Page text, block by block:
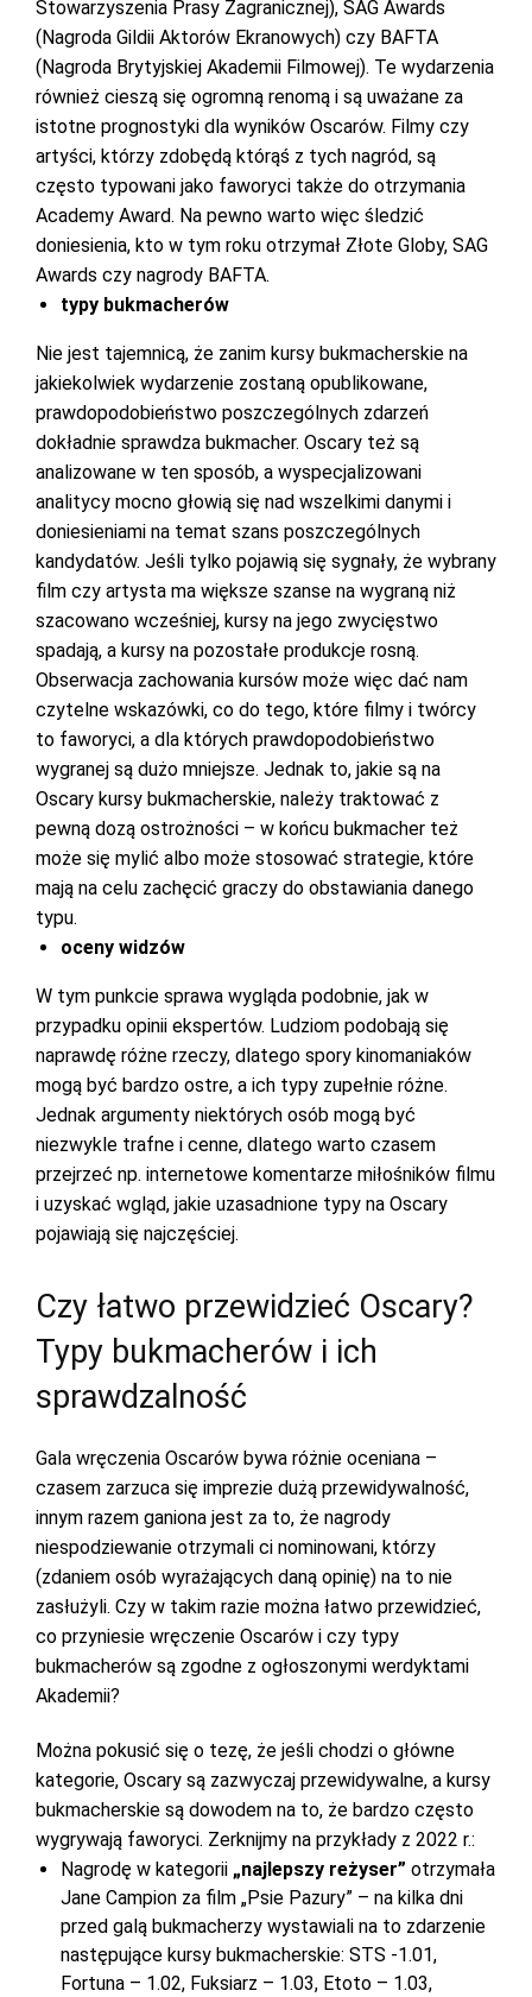
Stowarzyszenia Prasy Zagranicznej), SAG Awards
(Nagroda Gildii Aktorów Ekranowych) czy BAFTA
(Nagroda Brytyjskiej Akademii Filmowej). Te wydarzenia
również cieszą się ogromną renomą i są uważane za
istotne prognostyki dla wyników Oscarów. Filmy czy
artyści, którzy zdobędą którąś z tych nagród, są
często typowani jako faworyci także do otrzymania
Academy Award. Na pewno warto więc śledzić
doniesienia, kto w tym roku otrzymał Złote Globy, SAG
Awards czy nagrody BAFTA.
typy bukmacherów
Nie jest tajemnicą, że zanim kursy bukmacherskie na
jakiekolwiek wydarzenie zostaną opublikowane,
prawdopodobieństwo poszczególnych zdarzeń
dokładnie sprawdza bukmacher. Oscary też są
analizowane w ten sposób, a wyspecjalizowani
analitycy mocno głowią się nad wszelkimi danymi i
doniesieniami na temat szans poszczególnych
kandydatów. Jeśli tylko pojawią się sygnały, że wybrany
film czy artysta ma większe szanse na wygraną niż
szacowano wcześniej, kursy na jego zwycięstwo
spadają, a kursy na pozostałe produkcje rosną.
Obserwacja zachowania kursów może więc dać nam
czytelne wskazówki, co do tego, które filmy i twórcy
to faworyci, a dla których prawdopodobieństwo
wygranej są dużo mniejsze. Jednak to, jakie są na
Oscary kursy bukmacherskie, należy traktować z
pewną dozą ostrożności – w końcu bukmacher też
może się mylić albo może stosować strategie, które
mają na celu zachęcić graczy do obstawiania danego
typu.
oceny widzów
W tym punkcie sprawa wygląda podobnie, jak w
przypadku opinii ekspertów. Ludziom podobają się
naprawdę różne rzeczy, dlatego spory kinomaniaków
mogą być bardzo ostre, a ich typy zupełnie różne.
Jednak argumenty niektórych osób mogą być
niezwykle trafne i cenne, dlatego warto czasem
przejrzeć np. internetowe komentarze miłośników filmu
i uzyskać wgląd, jakie uzasadnione typy na Oscary
pojawiają się najczęściej.
Czy łatwo przewidzieć Oscary?
Typy bukmacherów i ich
sprawdzalność
Gala wręczenia Oscarów bywa różnie oceniana –
czasem zarzuca się imprezie dużą przewidywalność,
innym razem ganiona jest za to, że nagrody
niespodziewanie otrzymali ci nominowani, którzy
(zdaniem osób wyrażających daną opinię) na to nie
zasłużyli. Czy w takim razie można łatwo przewidzieć,
co przyniesie wręczenie Oscarów i czy typy
bukmacherów są zgodne z ogłoszonymi werdyktami
Akademii?
Można pokusić się o tezę, że jeśli chodzi o główne
kategorie, Oscary są zazwyczaj przewidywalne, a kursy
bukmacherskie są dowodem na to, że bardzo często
wygrywają faworyci. Zerknijmy na przykłady z 2022 r.:
Nagrodę w kategorii „najlepszy reżyser” otrzymała
Jane Campion za film „Psie Pazury” – na kilka dni
przed galą bukmacherzy wystawiali na to zdarzenie
następujące kursy bukmacherskie: STS -1.01,
Fortuna – 1.02, Fuksiarz – 1.03, Etoto – 1.03,